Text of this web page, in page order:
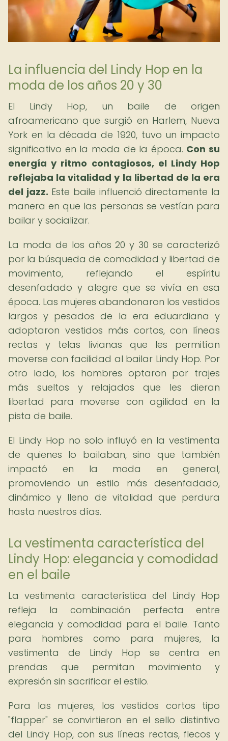
La influencia del Lindy Hop en la
moda de los años 20 y 30
El Lindy Hop, un baile de origen
afroamericano que surgió en Harlem, Nueva
York en la década de 1920, tuvo un impacto
significativo en la moda de la época. Con su
energía y ritmo contagiosos, el Lindy Hop
reflejaba la vitalidad y la libertad de la era
del jazz. Este baile influenció directamente la
manera en que las personas se vestían para
bailar y socializar.
La moda de los años 20 y 30 se caracterizó
por la búsqueda de comodidad y libertad de
movimiento, reflejando el espíritu
desenfadado y alegre que se vivía en esa
época. Las mujeres abandonaron los vestidos
largos y pesados de la era eduardiana y
adoptaron vestidos más cortos, con líneas
rectas y telas livianas que les permitían
moverse con facilidad al bailar Lindy Hop. Por
otro lado, los hombres optaron por trajes
más sueltos y relajados que les dieran
libertad para moverse con agilidad en la
pista de baile.
El Lindy Hop no solo influyó en la vestimenta
de quienes lo bailaban, sino que también
impactó en la moda en general,
promoviendo un estilo más desenfadado,
dinámico y lleno de vitalidad que perdura
hasta nuestros días.
La vestimenta característica del
Lindy Hop: elegancia y comodidad
en el baile
La vestimenta característica del Lindy Hop
refleja la combinación perfecta entre
elegancia y comodidad para el baile. Tanto
para hombres como para mujeres, la
vestimenta de Lindy Hop se centra en
prendas que permitan movimiento y
expresión sin sacrificar el estilo.
Para las mujeres, los vestidos cortos tipo
"flapper" se convirtieron en el sello distintivo
del Lindy Hop, con sus líneas rectas, flecos y